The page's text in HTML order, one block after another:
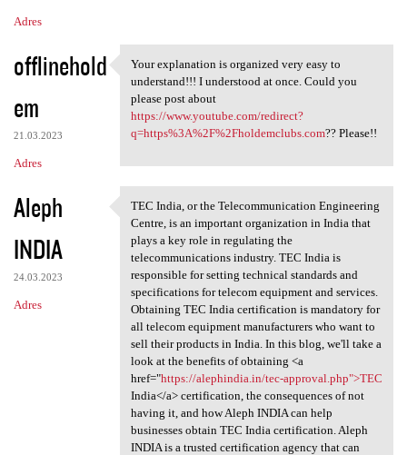
Adres
offlinehold
em
21.03.2023
Adres
Your explanation is organized
Your explanation is organized very easy to
understand!!! I understood at once. Could you
please post about
https://www.youtube.com/redirect?
q=https%3A%2F%2Fholdemclubs.com?? Please!!
Aleph
INDIA
24.03.2023
Adres
TEC India, or the
TEC India, or the Telecommunication Engineering
Centre, is an important organization in India that
plays a key role in regulating the
telecommunications industry. TEC India is
responsible for setting technical standards and
specifications for telecom equipment and services.
Obtaining TEC India certification is mandatory for
all telecom equipment manufacturers who want to
sell their products in India. In this blog, we'll take a
look at the benefits of obtaining <a
href="https://alephindia.in/tec-approval.php">TEC
India</a> certification, the consequences of not
having it, and how Aleph INDIA can help
businesses obtain TEC India certification. Aleph
INDIA is a trusted certification agency that can